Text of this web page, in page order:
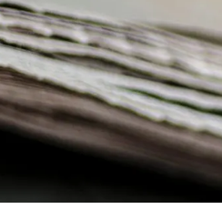
écosystème